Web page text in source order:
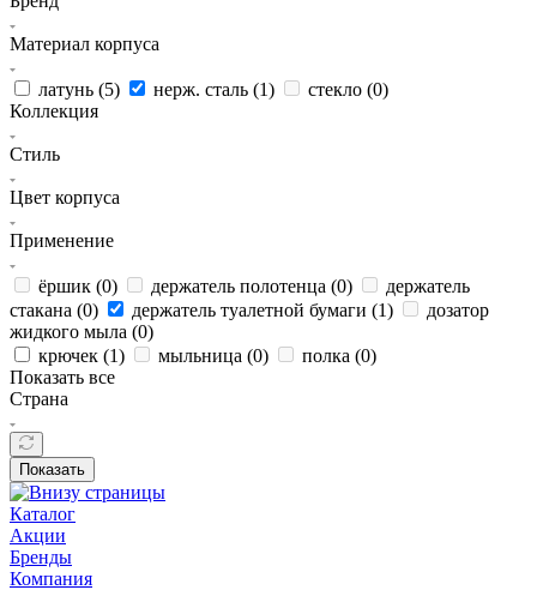
Материал корпуса
латунь (5) нерж. сталь (1) стекло (0)
Коллекция
Стиль
Цвет корпуса
Применение
ёршик (0) держатель полотенца (0)
держатель
стакана (0) держатель туалетной бумаги (1)
дозатор
жидкого мыла (0)
крючек (1) мыльница (0) полка (0)
Показать все
Страна
Показать
Каталог
Акции
Бренды
Компания